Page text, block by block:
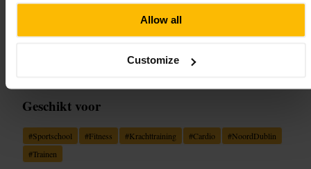
Allow all
Customize
Afbeelding /ABS P O W E R L I F T I N G
Geschikt voor
#Sportschool #Fitness #Krachttraining #Cardio #NoordDublin
#Trainen